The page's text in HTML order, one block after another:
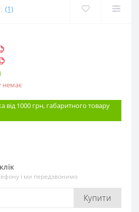
(1)
немає
від 1000 грн, габаритного товару
і ми передзвонимо
Купити